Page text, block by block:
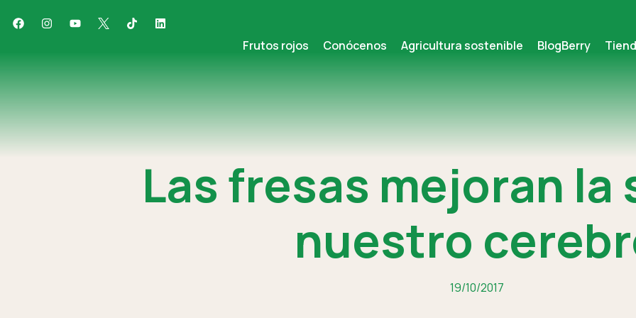
Frutos rojos Conócenos Agricultura sostenible BlogBerry
Las fresas mejoran la
nuestro
19/10/2017